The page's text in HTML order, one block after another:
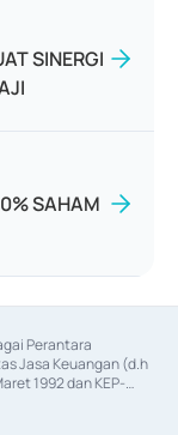
SINERGI
SAHAM
Perantara
Jasa Keuangan (d.h
1992 dan KEP-
Penjamin Emisi
Nomor KEP-